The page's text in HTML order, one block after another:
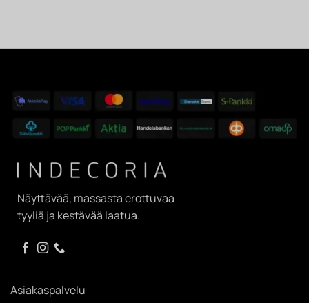
Näyttävää, massasta erottuvaa
tyyliä ja kestävää laatua.
Asiakaspalvelu